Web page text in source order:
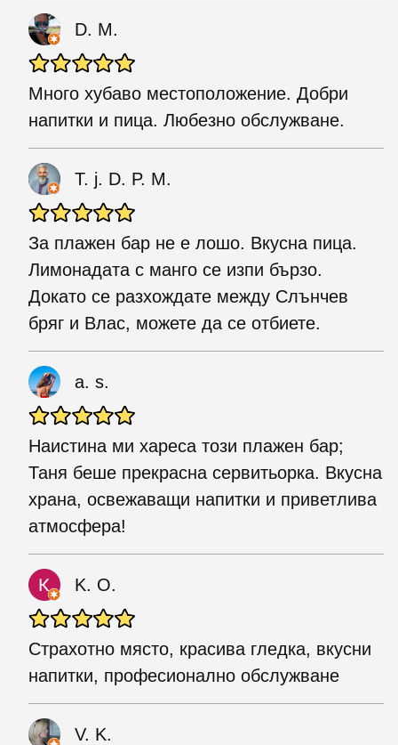
D. M.
Много хубаво местоположение. Добри
напитки и пица. Любезно обслужване.
T. j. D. P. M.
За плажен бар не е лошо. Вкусна пица.
Лимонадата с манго се изпи бързо.
Докато се разхождате между Слънчев
бряг и Влас, можете да се отбиете.
a. s.
Наистина ми хареса този плажен бар;
Таня беше прекрасна сервитьорка. Вкусна
храна, освежаващи напитки и приветлива
атмосфера!
K. O.
Страхотно място, красива гледка, вкусни
напитки, професионално обслужване
V. K.